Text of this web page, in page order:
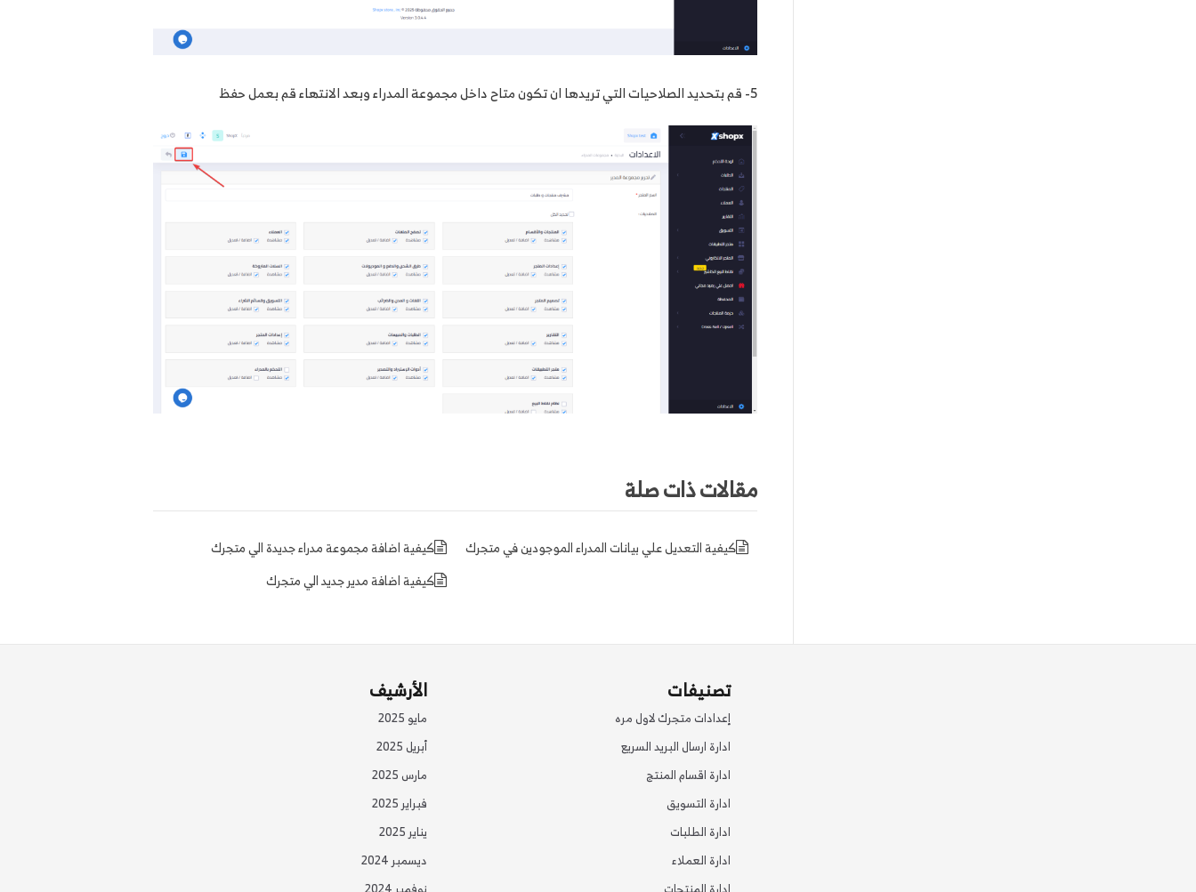
5- قم بتحديد الصلاحيات التي تريدها ان تكون متاح داخل مجموعة المدراء وبعد الانتهاء قم بعمل حفظ
مقالات ذات صلة
كيفية اضافة مجموعة مدراء جديدة الي متجرك
كيفية التعديل علي بيانات المدراء الموجودين في متجرك
كيفية اضافة مدير جديد الي متجرك
الأرشيف
مايو 2025
أبريل 2025
مارس 2025
فبراير 2025
يناير 2025
ديسمبر 2024
تصنيفات
إعدادات متجرك لاول مره
ادارة ارسال البريد السريع
ادارة اقسام المنتج
ادارة التسويق
ادارة الطلبات
ادارة العملاء